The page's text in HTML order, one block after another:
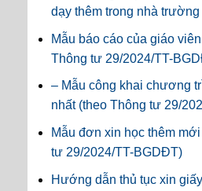
dạy thêm trong nhà trường
Mẫu báo cáo của giáo
Thông tư 29/2024/TT-
– Mẫu công khai chương
nhất (theo Thông tư 29/
Mẫu đơn xin học thêm
tư 29/2024/TT-BGDĐT)
Hướng dẫn thủ tục xin